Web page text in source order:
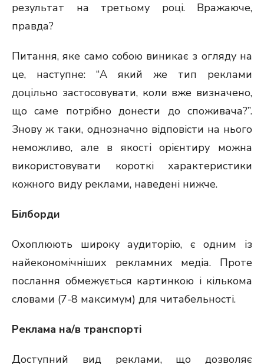
результат на третьому році. Вражаюче,
правда?
Питання, яке само собою виникає з огляду на
це, наступне: “А який же тип реклами
доцільно застосовувати, коли вже визначено,
що саме потрібно донести до споживача?”.
Знову ж таки, однозначно відповісти на нього
неможливо, але в якості орієнтиру можна
використовувати короткі характеристики
кожного виду реклами, наведені нижче.
Білборди
Охоплюють широку аудиторію, є одним із
найекономічніших рекламних медіа. Проте
послання обмежується картинкою і кількома
словами (7-8 максимум) для читабельності.
Реклама на/в транспорті
Доступний вид реклами, що дозволяє